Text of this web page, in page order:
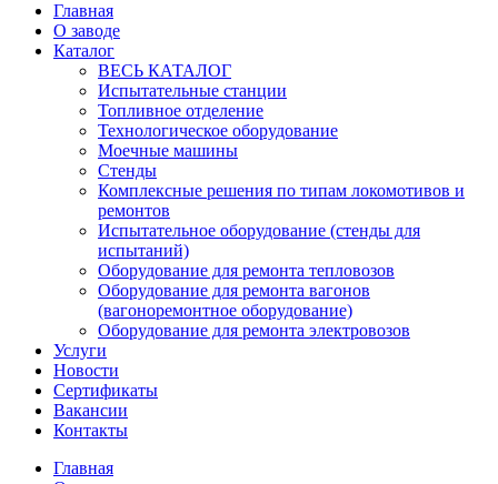
Главная
О заводе
Каталог
ВЕСЬ КАТАЛОГ
Испытательные станции
Топливное отделение
Технологическое оборудование
Моечные машины
Стенды
Комплексные решения по типам локомотивов и
ремонтов
Испытательное оборудование (стенды для
испытаний)
Оборудование для ремонта тепловозов
Оборудование для ремонта вагонов
(вагоноремонтное оборудование)
Оборудование для ремонта электровозов
Услуги
Новости
Сертификаты
Вакансии
Контакты
Главная